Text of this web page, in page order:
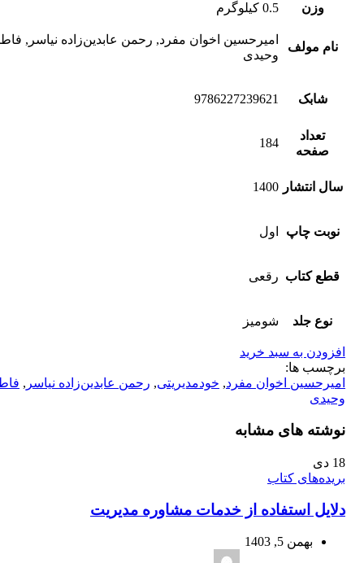
وزن
0.5 کیلوگرم
نام مولف
امیرحسین اخوان مفرد, رحمن عابدین‌زاده نیاسر,
وحیدی
شابک 9786227239621
تعداد
صفحه
184
سال انتشار 1400
نوبت چاپ اول
قطع کتاب رقعی
نوع جلد شومیز
افزودن به سبد خرید
برچسب ها:
امیرحسین اخوان مفرد, خودمدیریتی, رحمن عابدین‌زاده نیاسر ,
وحیدی
نوشته های مشابه
18 دی
بریده‌های کتاب
دلایل استفاده از خدمات مشاوره مدیریت
بهمن 5, 1403